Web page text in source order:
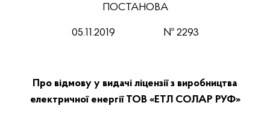
ПОСТАНОВА
05.11.2019 № 2293
Про відмову у видачі ліцензії з виробництва
електричної енергії ТОВ «ЕТЛ СОЛАР РУФ»